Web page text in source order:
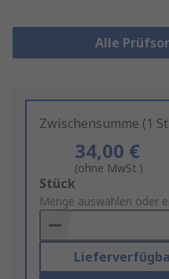
Alle
Zwischensumme (1
34,00 €
(ohne MwSt.)
Add
to
Basket
Stück
Menge auswählen oder